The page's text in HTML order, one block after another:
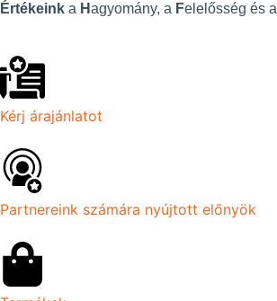
Értékeink a Hagyomány, a Felelősség és a
Kérj árajánlatot
Partnereink számára nyújtott előnyök